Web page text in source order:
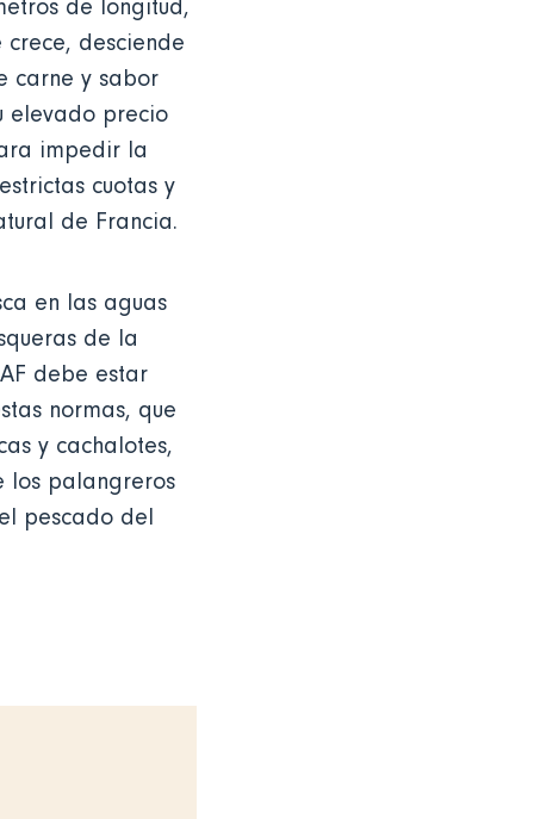
de longitud,
desciende
carne y sabor
elevado precio
impedir la
cuotas y
de Francia.
en las aguas
de la
debe estar
normas, que
y cachalotes,
los palangreros
pescado del